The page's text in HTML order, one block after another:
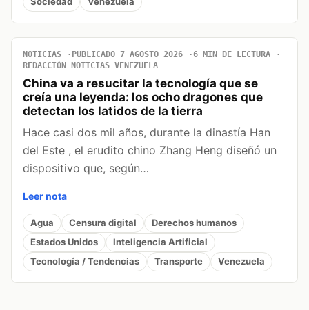
NOTICIAS PUBLICADO 7 AGOSTO 2026
6 MIN DE LECTURA
REDACCIÓN NOTICIAS VENEZUELA
China va a resucitar la tecnología que se
creía una leyenda: los ocho dragones que
detectan los latidos de la tierra
Hace casi dos mil años, durante la dinastía Han
del Este , el erudito chino Zhang Heng diseñó un
dispositivo que, según…
Leer nota
Agua Censura digital
Derechos humanos
Estados Unidos
Inteligencia Artificial
Tecnología / Tendencias
Transporte Venezuela